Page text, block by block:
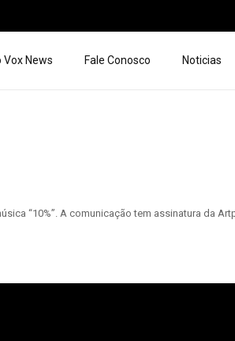
Vox News Fale Conosco Noticias
“10%”. A comunicação tem assinatura da